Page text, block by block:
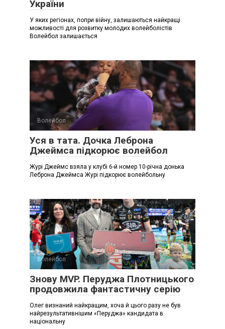
України
У яких регіонах, попри війну, залишаються найкращі
можливості для розвитку молодих волейболістів
Волейбол залишається
Волейбол
Уся в тата. Дочка Леброна
Джеймса підкорює волейбол
Журі Джеймс взяла у клубі 6-й номер 10-річна донька
Леброна Джеймса Журі підкорює волейбольну
Волейбол
Знову MVP. Перуджа Плотницького
продовжила фантастичну серію
Олег визнаний найкращим, хоча й цього разу не був
найрезультативнішим «Перуджа» кандидата в
національну